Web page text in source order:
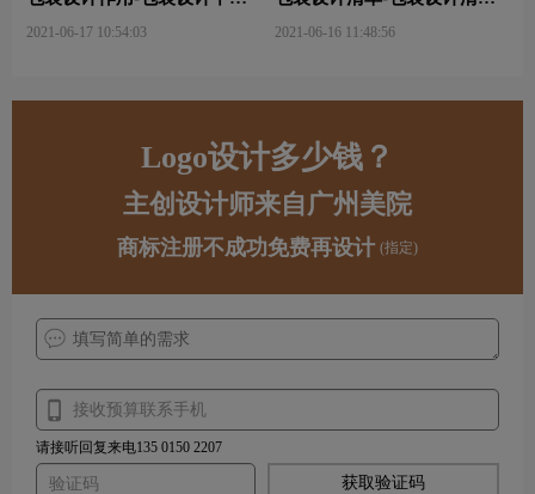
2021-06-17 10:54:03 2021-06-16 11:48:56
Logo设计多少钱？
主创设计师来自广州美院
商标注册不成功免费再设计 (指定)
请接听回复来电135 0150 2207
获取验证码